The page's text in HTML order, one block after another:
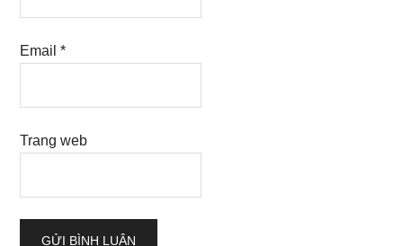
Email*
Trang web